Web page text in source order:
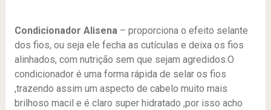
Condicionador Alisena– proporciona o efeito selante
dos fios, ou seja ele fecha as cutículas e deixa os fios
alinhados, com nutrição sem que sejam agredidos.O
condicionador é uma forma rápida de selar os fios
,trazendo assim um aspecto de cabelo muito mais
brilhoso macil e é claro super hidratado ,por isso acho